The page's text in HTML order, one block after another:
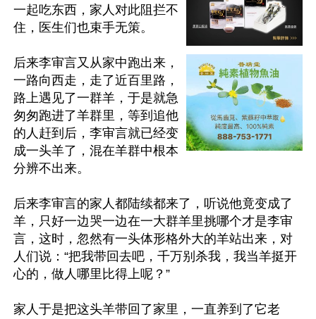
一起吃东西，家人对此阻拦不
住，医生们也束手无策。
后来李审言又从家中跑出来，
一路向西走，走了近百里路，
路上遇见了一群羊，于是就急
匆匆跑进了羊群里，等到追他
的人赶到后，李审言就已经变
成一头羊了，混在羊群中根本
分辨不出来。
后来李审言的家人都陆续都来了，听说他竟变成了
羊，只好一边哭一边在一大群羊里挑哪个才是李审
言，这时，忽然有一头体形格外大的羊站出来，对
人们说：“把我带回去吧，千万别杀我，我当羊挺开
心的，做人哪里比得上呢？”
家人于是把这头羊带回了家里，一直养到了它老